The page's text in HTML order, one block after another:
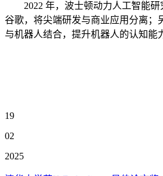
2022 年，波士顿动力人工智能研
谷歌，将尖端研发与商业应用分离；
与机器人结合，提升机器人的认知能
19
02
2025